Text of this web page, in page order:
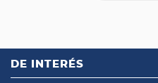
DE INTERÉS